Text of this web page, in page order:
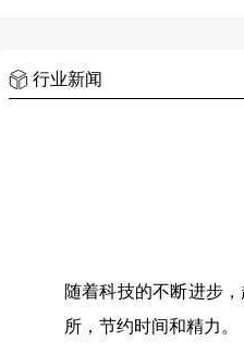
宿迁候车亭
电子站牌设计
公交站台设计
行业新闻
随着科技的不断进步
所，节约时间和精力。